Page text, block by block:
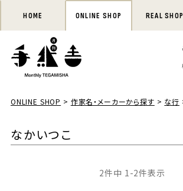
HOME ONLINE SHOP REAL SHOP
ONLINE SHOP 作家名・メーカーから探す な行
なかいつこ
2件中 1 -2件表示